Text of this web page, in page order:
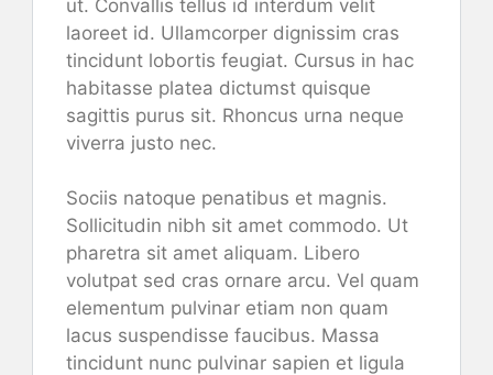
ut. Convallis tellus id interdum velit
laoreet id. Ullamcorper dignissim cras
tincidunt lobortis feugiat. Cursus in hac
habitasse platea dictumst quisque
sagittis purus sit. Rhoncus urna neque
viverra justo nec.
Sociis natoque penatibus et magnis.
Sollicitudin nibh sit amet commodo. Ut
pharetra sit amet aliquam. Libero
volutpat sed cras ornare arcu. Vel quam
elementum pulvinar etiam non quam
lacus suspendisse faucibus. Massa
tincidunt nunc pulvinar sapien et ligula